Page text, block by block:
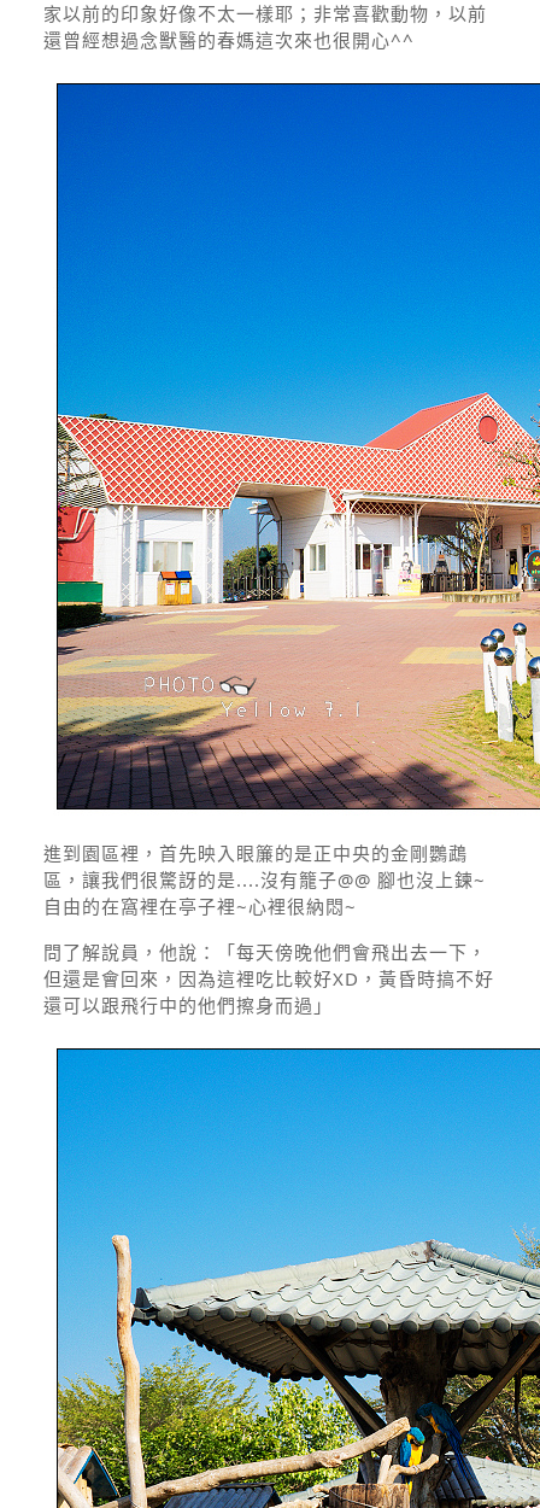
家以前的印象好像不太一樣耶；非常喜歡動物，以前
還曾經想過念獸醫的春媽這次來也很開心^^
進到園區裡，首先映入眼簾的是正中央的金剛鸚鵡
區，讓我們很驚訝的是....沒有籠子@@ 腳也沒上鍊~
自由的在窩裡在亭子裡~心裡很納悶~
問了解說員，他說：「每天傍晚他們會飛出去一下，
但還是會回來，因為這裡吃比較好XD，黃昏時搞不好
還可以跟飛行中的他們擦身而過」